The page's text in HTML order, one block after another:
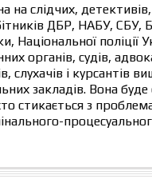
на слідчих, детективів,
ДБР, НАБУ, СБУ,
Національної поліції
органів, судів,
слухачів і курсантів
закладів. Вона
стикається з